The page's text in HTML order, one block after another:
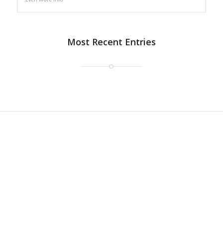
Most Recent Entries